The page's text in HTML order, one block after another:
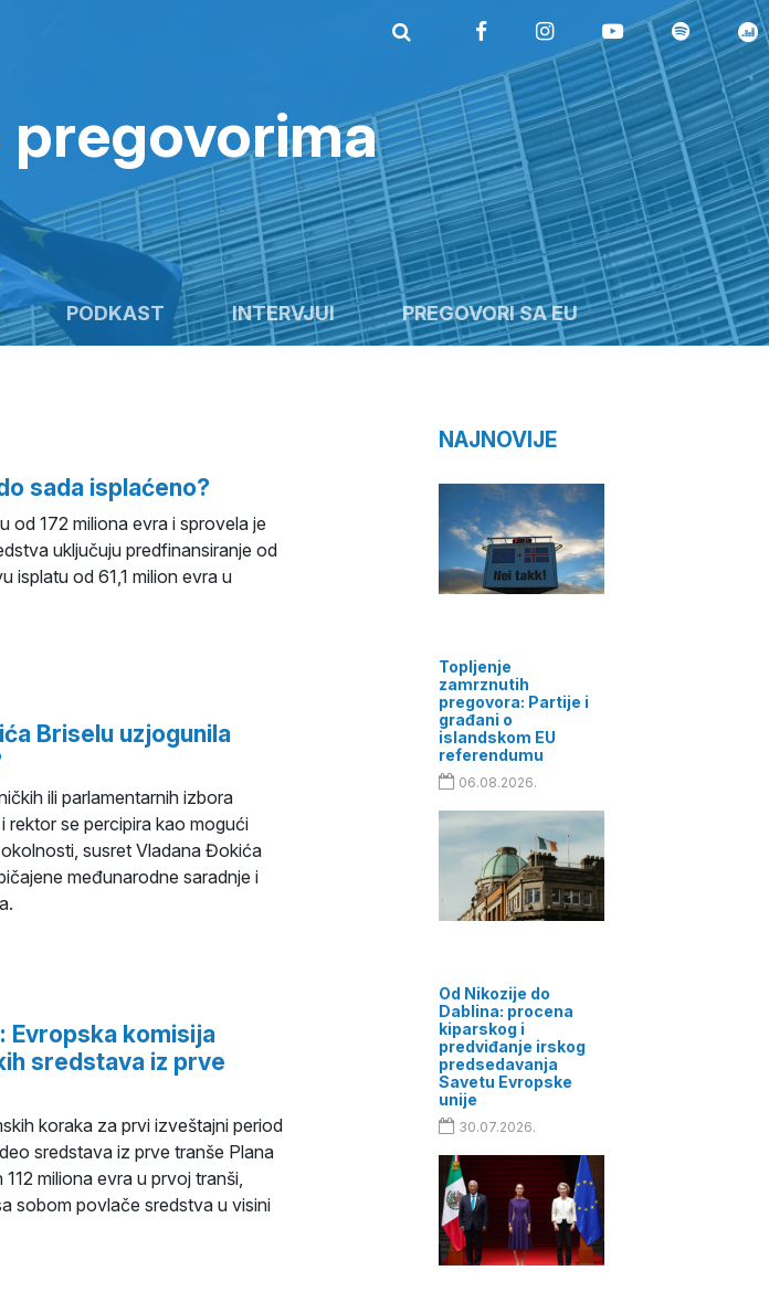
pregovorima
PODKAST INTERVJUI PREGOVORI SA EU
sada isplaćeno?
od 172 miliona evra i sprovela je
uključuju predfinansiranje od
isplatu od 61,1 milion evra u
Briselu uzjogunila
ili parlamentarnih izbora
se percipira kao mogući
susret Vladana Đokića
međunarodne saradnje i
Evropska komisija
sredstava iz prve
koraka za prvi izveštajni period
sredstava iz prve tranše Plana
miliona evra u prvoj tranši,
sobom povlače sredstva u visini
NAJNOVIJE
Topljenje
zamrznutih
pregovora: Partije i
građani o
islandskom EU
referendumu
06.08.2026.
Od Nikozije do
Dablina: procena
kiparskog i
predviđanje irskog
predsedavanja
Savetu Evropske
unije
30.07.2026.